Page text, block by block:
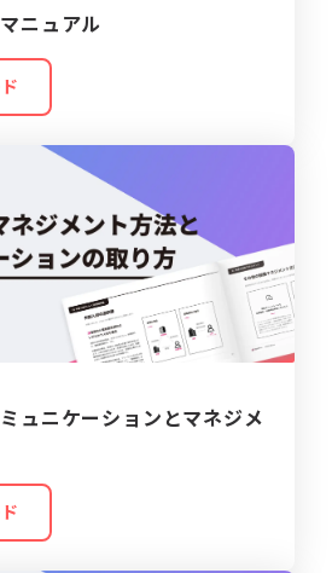
ニュアル
ュニケーションとマネジメ